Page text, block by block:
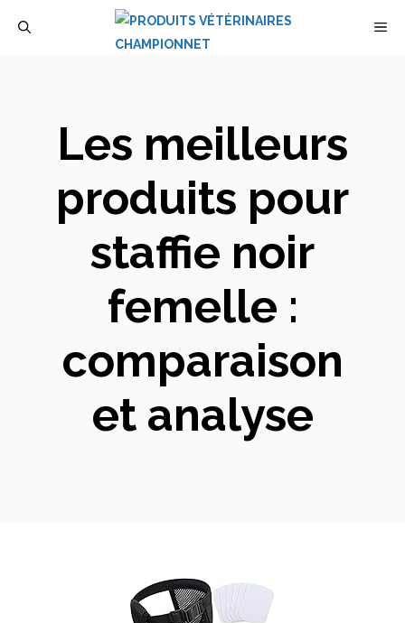
Les meilleurs
produits pour
staffie noir
femelle :
comparaison
et analyse